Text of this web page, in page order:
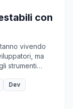
con
vivendo
ma
strumenti
alla base della
Dev